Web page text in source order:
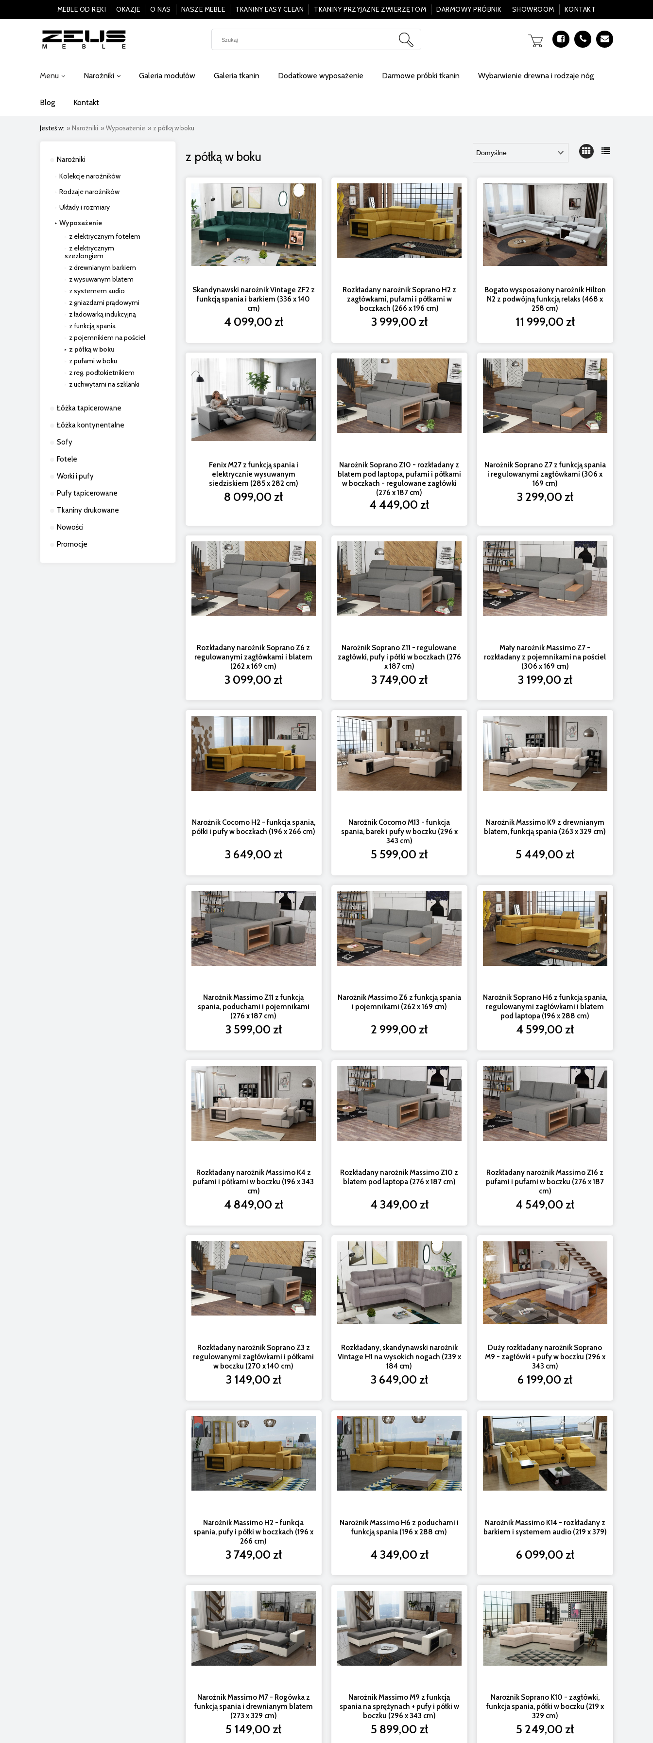
MEBLE OD RĘKI OKAZJE O NAS NASZE MEBLE TKANINY EASY CLEAN TKANINY PRZYJAZNE ZWIERZĘTOM DARMOWY PRÓBNIK SHOWROOM KONTAKT
Menu Narożniki Galeria modułów Galeria tkanin Dodatkowe wyposażenie Darmowe próbki tkanin Wybarwienie drewna i rodzaje nóg
Blog Kontakt
Jesteś w: » Narożniki » Wyposażenie » z półką w boku
Narożniki
Kolekcje narożników
Rodzaje narożników
Układy i rozmiary
Wyposażenie
z elektrycznym fotelem
z elektrycznym
szezlongiem
z drewnianym barkiem
z wysuwanym blatem
z systemem audio
z gniazdami prądowymi
z ładowarką indukcyjną
z funkcją spania
z pojemnikiem na pościel
z półką w boku
z pufami w boku
z reg. podłokietnikiem
z uchwytami na szklanki
Łóżka tapicerowane
Łóżka kontynentalne
Sofy
Fotele
Worki i pufy
Pufy tapicerowane
Tkaniny drukowane
Nowości
Promocje
z półką w boku
Skandynawski narożnik Vintage ZF2 z
funkcją spania i barkiem (336 x 140
cm)
4 099,00 zł
Rozkładany narożnik Soprano H2 z
zagłówkami, pufami i półkami w
boczkach (266 x 196 cm)
3 999,00 zł
Bogato wysposażony narożnik Hilton
N2 z podwójną funkcją relaks (468 x
258 cm)
11 999,00 zł
Fenix M27 z funkcją spania i
elektrycznie wysuwanym
siedziskiem (285 x 282 cm)
8 099,00 zł
Narożnik Soprano Z10 - rozkładany z
blatem pod laptopa, pufami i półkami
w boczkach - regulowane zagłówki
(276 x 187 cm)
4 449,00 zł
Narożnik Soprano Z7 z funkcją spania
i regulowanymi zagłówkami (306 x
169 cm)
3 299,00 zł
Rozkładany narożnik Soprano Z6 z
regulowanymi zagłówkami i blatem
(262 x 169 cm)
3 099,00 zł
Narożnik Soprano Z11 - regulowane
zagłówki, pufy i półki w boczkach (276
x 187 cm)
3 749,00 zł
Mały narożnik Massimo Z7 -
rozkładany z pojemnikami na pościel
(306 x 169 cm)
3 199,00 zł
Narożnik Cocomo H2 - funkcja spania,
półki i pufy w boczkach (196 x 266 cm)
3 649,00 zł
Narożnik Cocomo M13 - funkcja
spania, barek i pufy w boczku (296 x
343 cm)
5 599,00 zł
Narożnik Massimo K9 z drewnianym
blatem, funkcją spania (263 x 329 cm)
5 449,00 zł
Narożnik Massimo Z11 z funkcją
spania, poduchami i pojemnikami
(276 x 187 cm)
3 599,00 zł
Narożnik Massimo Z6 z funkcją spania
i pojemnikami (262 x 169 cm)
2 999,00 zł
Narożnik Soprano H6 z funkcją spania,
regulowanymi zagłówkami i blatem
pod laptopa (196 x 288 cm)
4 599,00 zł
Rozkładany narożnik Massimo K4 z
pufami i półkami w boczku (196 x 343
cm)
4 849,00 zł
Rozkładany narożnik Massimo Z10 z
blatem pod laptopa (276 x 187 cm)
4 349,00 zł
Rozkładany narożnik Massimo Z16 z
pufami i pufami w boczku (276 x 187
cm)
4 549,00 zł
Rozkładany narożnik Soprano Z3 z
regulowanymi zagłówkami i półkami
w boczku (270 x 140 cm)
3 149,00 zł
Rozkładany, skandynawski narożnik
Vintage H1 na wysokich nogach (239 x
184 cm)
3 649,00 zł
Duży rozkładany narożnik Soprano
M9 - zagłówki + pufy w boczku (296 x
343 cm)
6 199,00 zł
Narożnik Massimo H2 - funkcja
spania, pufy i półki w boczkach (196 x
266 cm)
3 749,00 zł
Narożnik Massimo H6 z poduchami i
funkcją spania (196 x 288 cm)
4 349,00 zł
Narożnik Massimo K14 - rozkładany z
barkiem i systemem audio (219 x 379)
6 099,00 zł
Narożnik Massimo M7 - Rogówka z
funkcją spania i drewnianym blatem
(273 x 329 cm)
5 149,00 zł
Narożnik Massimo M9 z funkcją
spania na sprężynach + pufy i półki w
boczku (296 x 343 cm)
5 899,00 zł
Narożnik Soprano K10 - zagłówki,
funkcja spania, półki w boczku (219 x
329 cm)
5 249,00 zł